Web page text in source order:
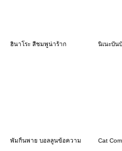
ฮินาโระ สีชมพูน่าร้าก นิเนะบัน
พัมกิ้นพาย บอลลูนข้อความ